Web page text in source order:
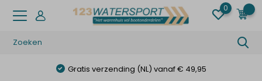
0
Gratis verzending (NL) vanaf € 49,95